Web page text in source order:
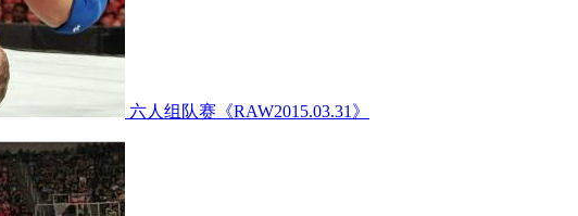
六人组队赛《RAW2015.03.31》